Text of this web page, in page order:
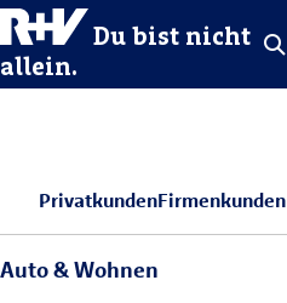
Du bist nicht
allein.
PrivatkundenFirmenkunden
Auto & Wohnen